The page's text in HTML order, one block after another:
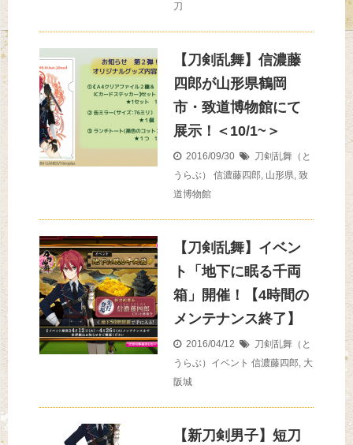
刀
【刀剣乱舞】信濃藤
四郎が山形県鶴岡
市・致道博物館にて
展示！＜10/1~＞
2016/09/30
刀剣乱舞（と
うらぶ）
信濃藤四郎, 山形県, 致
道博物館
【刀剣乱舞】イベン
ト「地下に眠る千両
箱」開催！【4時間の
メンテナンス終了】
2016/04/12
刀剣乱舞（と
うらぶ）イベント 信濃藤四郎, 大
阪城
【新刀剣男子】短刀